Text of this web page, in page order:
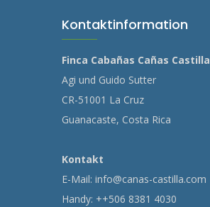
Kontaktinformation
Finca Cabañas Cañas Castilla
Agi und Guido Sutter
CR-51001 La Cruz
Guanacaste, Costa Rica
Kontakt
E-Mail: info@canas-castilla.com
Handy: ++506 8381 4030